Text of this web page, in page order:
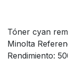
Tóner cyan
Minolta
Rendimiento: